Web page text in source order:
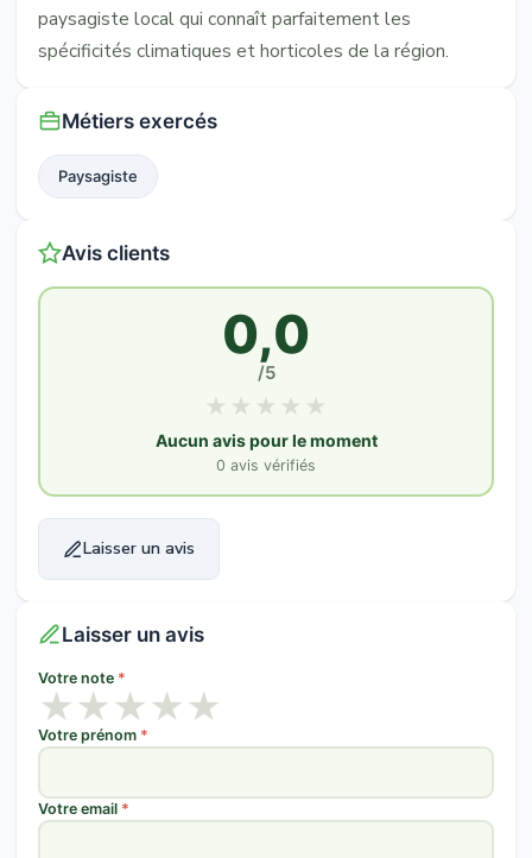
paysagiste local qui connaît parfaitement les
spécificités climatiques et horticoles de la région.
Métiers exercés
Paysagiste
Avis clients
0,0
/5
★ ★ ★ ★ ★
Aucun avis pour le moment
0 avis vérifiés
Laisser un avis
Laisser un avis
Votre note *
★★★★★
Votre prénom *
Votre email *